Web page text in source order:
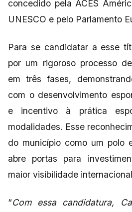
concedido pela ACES
UNESCO e pelo Parlamento
Para se candidatar a esse
por um rigoroso processo
em três fases,
com o desenvolvimento
e incentivo à prática
modalidades. Esse
do município como um polo
abre portas para
maior visibilidade
“Com essa candidatura,